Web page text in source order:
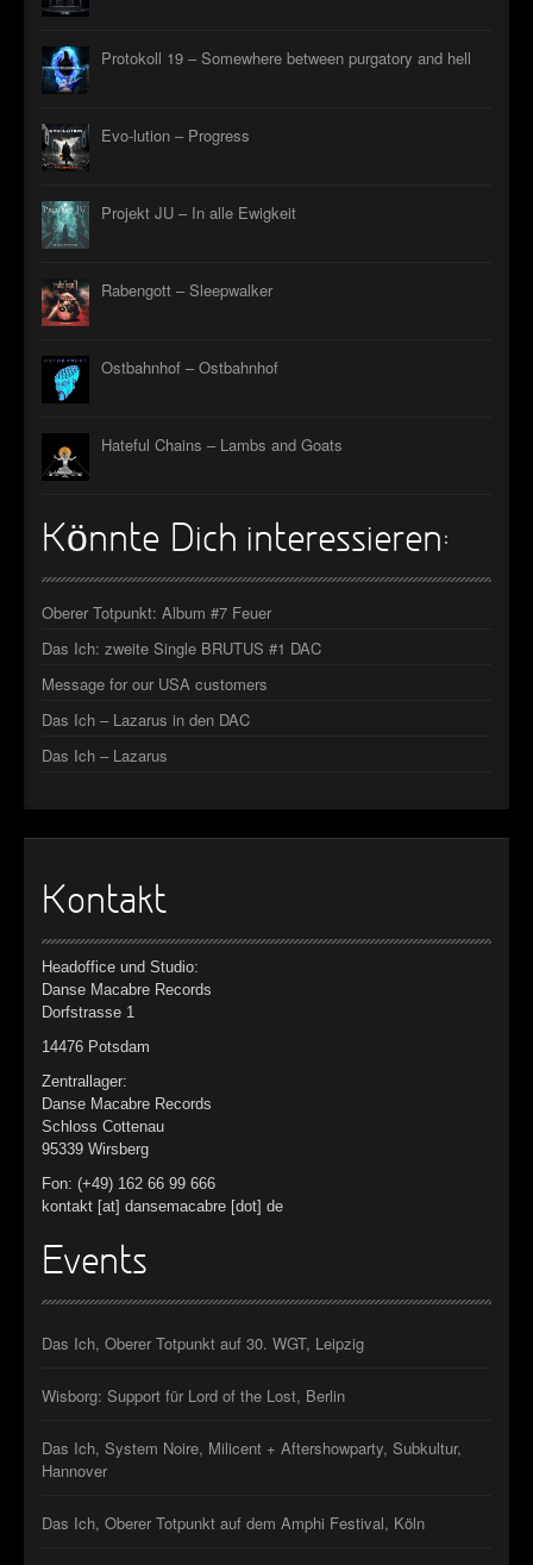
Protokoll 19 – Somewhere between purgatory and hell
Evo-lution – Progress
Projekt JU – In alle Ewigkeit
Rabengott – Sleepwalker
Ostbahnhof – Ostbahnhof
Hateful Chains – Lambs and Goats
Könnte Dich interessieren:
Oberer Totpunkt: Album #7 Feuer
Das Ich: zweite Single BRUTUS #1 DAC
Message for our USA customers
Das Ich – Lazarus in den DAC
Das Ich – Lazarus
Kontakt
Headoffice und Studio:
Danse Macabre Records
Dorfstrasse 1
14476 Potsdam
Zentrallager:
Danse Macabre Records
Schloss Cottenau
95339 Wirsberg
Fon: (+49) 162 66 99 666
kontakt [at] dansemacabre [dot] de
Events
Das Ich, Oberer Totpunkt auf 30. WGT, Leipzig
Wisborg: Support für Lord of the Lost, Berlin
Das Ich, System Noire, Milicent + Aftershowparty, Subkultur,
Hannover
Das Ich, Oberer Totpunkt auf dem Amphi Festival, Köln